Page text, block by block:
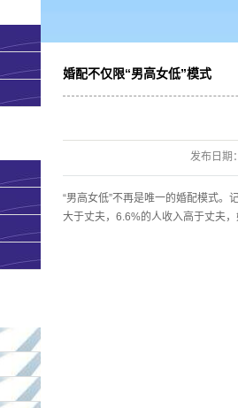
婚配不仅限“男高女低”模式
发布日期
“男高女低”不再是唯一的婚配模式
大于丈夫，6.6%的人收入高于丈夫